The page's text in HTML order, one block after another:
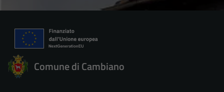
Comune di Cambiano